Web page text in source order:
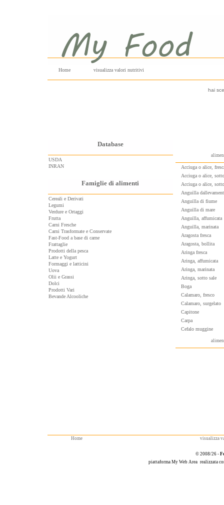
Home visualizza valori nutritivi
Database
USDA
INRAN
Famiglie di alimenti
Cereali e Derivati
Legumi
Verdure e Ortaggi
Frutta
Carni Fresche
Carni Trasformate e Conservate
Fast-Food a base di carne
Frattaglie
Prodotti della pesca
Latte e Yogurt
Formaggi e latticini
Uova
Olii e Grassi
Dolci
Prodotti Vari
Bevande Alcooliche
hai
Acciuga o alice,
Acciuga o alice,
Acciuga o alice,
Anguilla
Anguilla di fiume
Anguilla di mare
Anguilla, affumicata
Anguilla, marinata
Aragosta fresca
Aragosta, bollita
Aringa fresca
Aringa, affumicata
Aringa, marinata
Aringa, sotto sale
Boga
Calamaro, fresco
Calamaro, surgelato
Capitone
Carpa
Cefalo muggine
Home visualizza
© 2008/26 -
piattaforma My Web Area realizzata